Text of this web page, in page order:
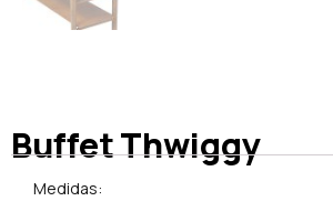
Buffet Thwiggy
Medidas: